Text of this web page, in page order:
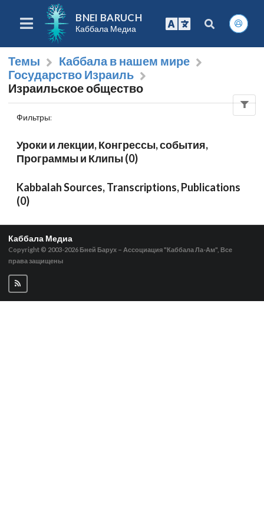
BNEI BARUCH
Каббала Медиа
Темы
Каббала в нашем мире
Государство Израиль
Израильское общество
Фильтры:
Уроки и лекции, Конгрессы, события,
Программы и Клипы (0)
Kabbalah Sources, Transcriptions, Publications
(0)
Каббала Медиа
Copyright © 2003-2026 Бней Барух – Ассоциация "Каббала Ла-Ам", Все
права защищены